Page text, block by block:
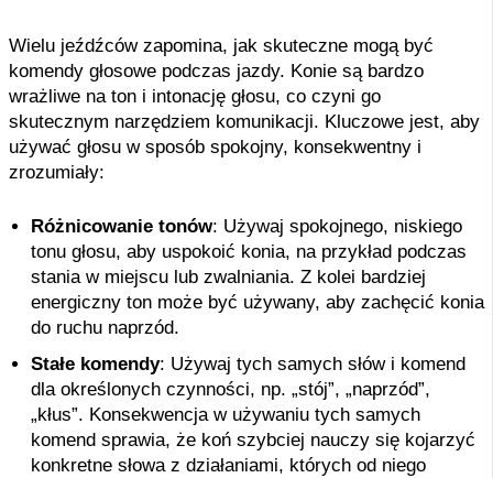
Wielu jeźdźców zapomina, jak skuteczne mogą być
komendy głosowe podczas jazdy. Konie są bardzo
wrażliwe na ton i intonację głosu, co czyni go
skutecznym narzędziem komunikacji. Kluczowe jest, aby
używać głosu w sposób spokojny, konsekwentny i
zrozumiały:
Różnicowanie tonów: Używaj spokojnego, niskiego
tonu głosu, aby uspokoić konia, na przykład podczas
stania w miejscu lub zwalniania. Z kolei bardziej
energiczny ton może być używany, aby zachęcić konia
do ruchu naprzód.
Stałe komendy: Używaj tych samych słów i komend
dla określonych czynności, np. „stój”, „naprzód”,
„kłus”. Konsekwencja w używaniu tych samych
komend sprawia, że koń szybciej nauczy się kojarzyć
konkretne słowa z działaniami, których od niego